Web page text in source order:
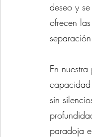
deseo y
ofrecen
En
capacidad
sin
paradoja